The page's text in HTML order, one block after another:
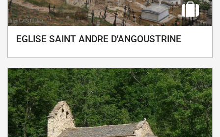
EGLISE SAINT ANDRE D'ANGOUSTRINE